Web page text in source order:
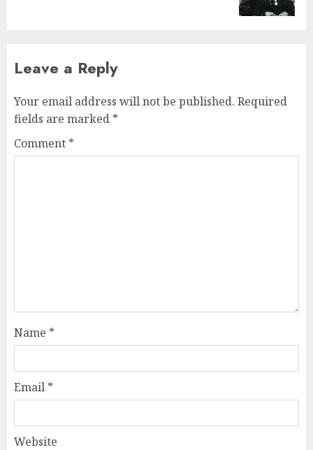
Leave a Reply
Your email address will not be published. Required
fields are marked *
Comment *
Name *
Email *
Website